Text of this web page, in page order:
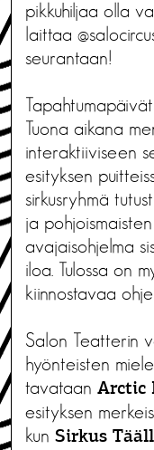
pikkuhiljaa olla
laittaa
seurantaan!
Tuona aikana
interaktiiviseen
esityksen
sirkusryhmä
ja
avajaisohjelma
iloa. Tulossa on
kiinnostavaa
Salon Teatterin
hyönteisten
tavataan Arctic
esityksen
kun Sirkus